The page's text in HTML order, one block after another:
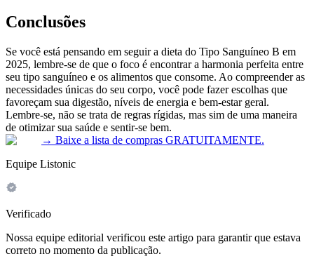
Conclusões
Se você está pensando em seguir a dieta do Tipo Sanguíneo B em
2025, lembre-se de que o foco é encontrar a harmonia perfeita entre
seu tipo sanguíneo e os alimentos que consome. Ao compreender as
necessidades únicas do seu corpo, você pode fazer escolhas que
favoreçam sua digestão, níveis de energia e bem-estar geral.
Lembre-se, não se trata de regras rígidas, mas sim de uma maneira
de otimizar sua saúde e sentir-se bem.
→ Baixe a lista de compras GRATUITAMENTE.
Equipe Listonic
Verificado
Nossa equipe editorial verificou este artigo para garantir que estava
correto no momento da publicação.